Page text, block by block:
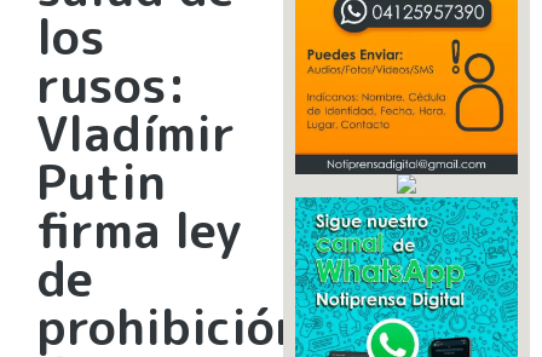
los
rusos:
Vladímir
Putin
firma ley
de
prohibición